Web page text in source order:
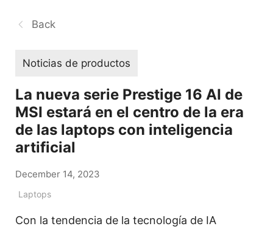
Back
Noticias de productos
La nueva serie Prestige 16 AI de
MSI estará en el centro de la era
de las laptops con inteligencia
artificial
December 14, 2023
Laptops
Con la tendencia de la tecnología de IA